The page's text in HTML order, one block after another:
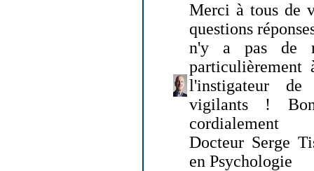
Merci à tous de
questions
n'y a pas de
l'instigateur de
vigilants !
cordialement
Docteur Serge
en Psychologie